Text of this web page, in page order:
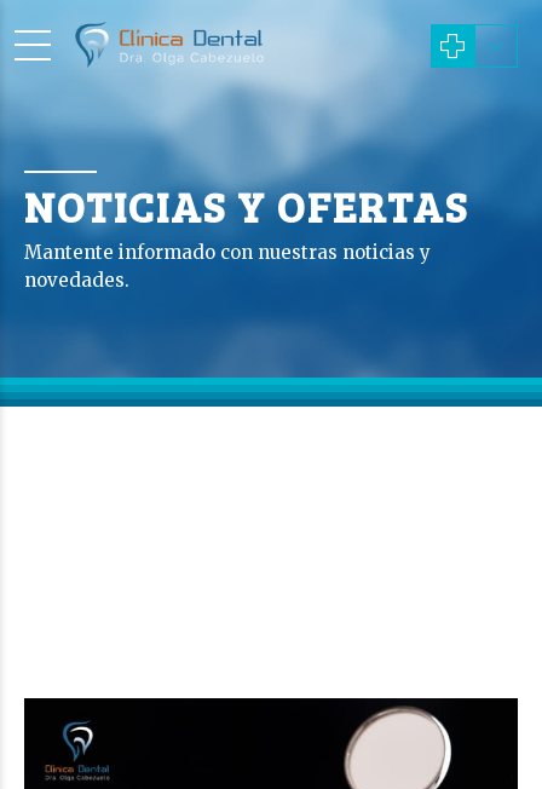
NOTICIAS Y OFERTAS
Mantente informado con nuestras noticias y
novedades.